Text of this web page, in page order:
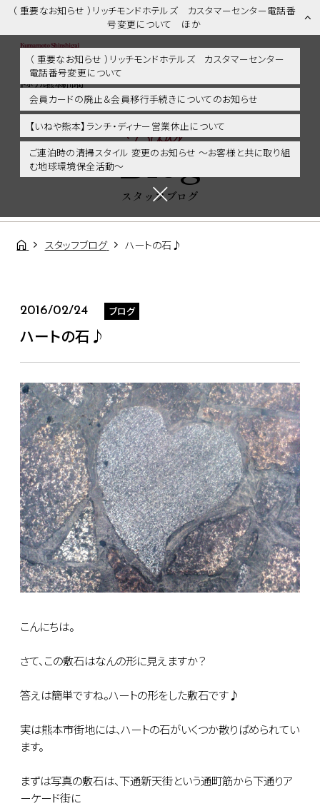
（ 重要なお知らせ ）リッチモンドホテルズ カスタマーセンター電話番
号変更について ほか
（ 重要なお知らせ ）リッチモンドホテルズ カスタマーセンター
電話番号変更について
会員カードの廃止＆会員移行手続きについてのお知らせ
【いねや熊本】ランチ・ディナー営業休止について
ご連泊時の清掃スタイル 変更のお知らせ ～お客様と共に取り組
む地球環境保全活動～
スタッフブログ | 熊本市内・新市街・熊本城に好アクセス！リッチモン
ドホテル熊本新市街
Blog
Blog
スタッフブログ
スタッフブログ ハートの石♪
2016/02/24 ブログ
ハートの石♪
こんにちは。
さて、この敷石はなんの形に見えますか？
答えは簡単ですね。ハートの形をした敷石です♪
実は熊本市街地には、ハートの石がいくつか散りばめられてい
ます。
まずは写真の敷石は、下通新天街という通町筋から下通りア
ーケード街に